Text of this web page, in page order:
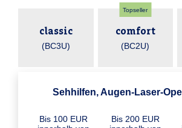
classic
(BC3U)
Topseller
comfort
(BC2U)
Sehhilfen, Augen-Laser-
Bis 100 EUR
Bis 200 EUR